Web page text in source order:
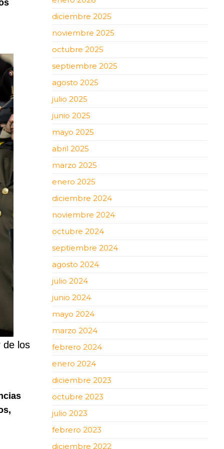
de los
diciembre 2025
noviembre 2025
octubre 2025
septiembre 2025
agosto 2025
julio 2025
junio 2025
mayo 2025
abril 2025
marzo 2025
enero 2025
diciembre 2024
noviembre 2024
octubre 2024
septiembre 2024
agosto 2024
julio 2024
junio 2024
mayo 2024
marzo 2024
febrero 2024
enero 2024
diciembre 2023
octubre 2023
julio 2023
febrero 2023
diciembre 2022